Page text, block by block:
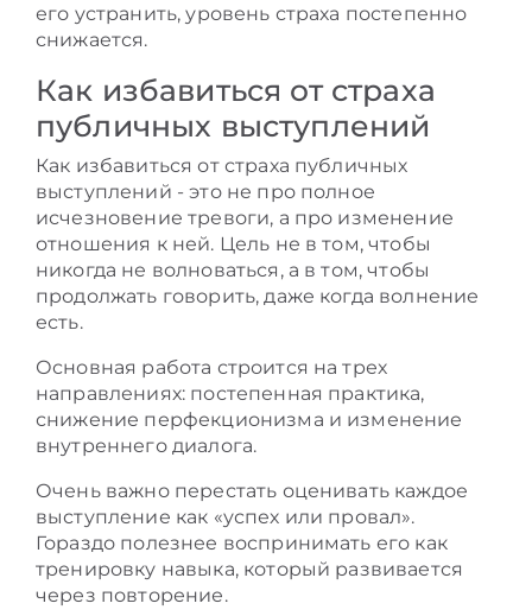
его устранить, уровень страха постепенно
снижается.
Как избавиться от страха
публичных выступлений
Как избавиться от страха публичных
выступлений - это не про полное
исчезновение тревоги, а про изменение
отношения к ней. Цель не в том, чтобы
никогда не волноваться, а в том, чтобы
продолжать говорить, даже когда волнение
есть.
Основная работа строится на трех
направлениях: постепенная практика,
снижение перфекционизма и изменение
внутреннего диалога.
Очень важно перестать оценивать каждое
выступление как «успех или провал».
Гораздо полезнее воспринимать его как
тренировку навыка, который развивается
через повторение.